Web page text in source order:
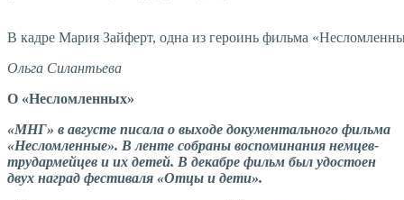
В кадре Мария Зайферт, одна из героинь фильма
Ольга Силантьева
О «Несломленных»
«МНГ» в августе писала о выходе документального фильма
«Несломленные». В ленте собраны воспоминания немцев-
трудармейцев и их детей. В декабре фильм был удостоен
двух наград фестиваля «Отцы и дети».